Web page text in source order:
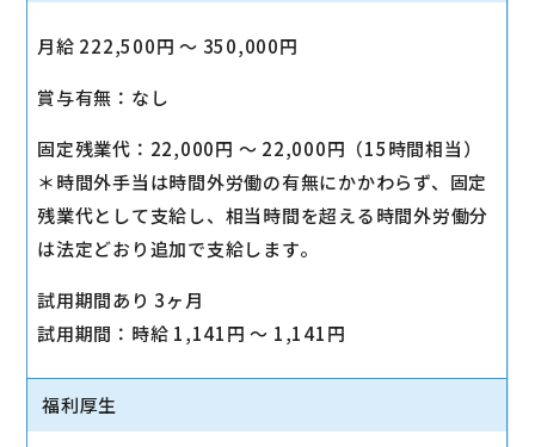
月給 222,500円 〜 350,000円
賞与有無：なし
固定残業代：22,000円 〜 22,000円（15時間相当）
＊時間外手当は時間外労働の有無にかかわらず、固定
残業代として支給し、相当時間を超える時間外労働分
は法定どおり追加で支給します。
試用期間あり 3ヶ月
試用期間：時給 1,141円 〜 1,141円
福利厚生